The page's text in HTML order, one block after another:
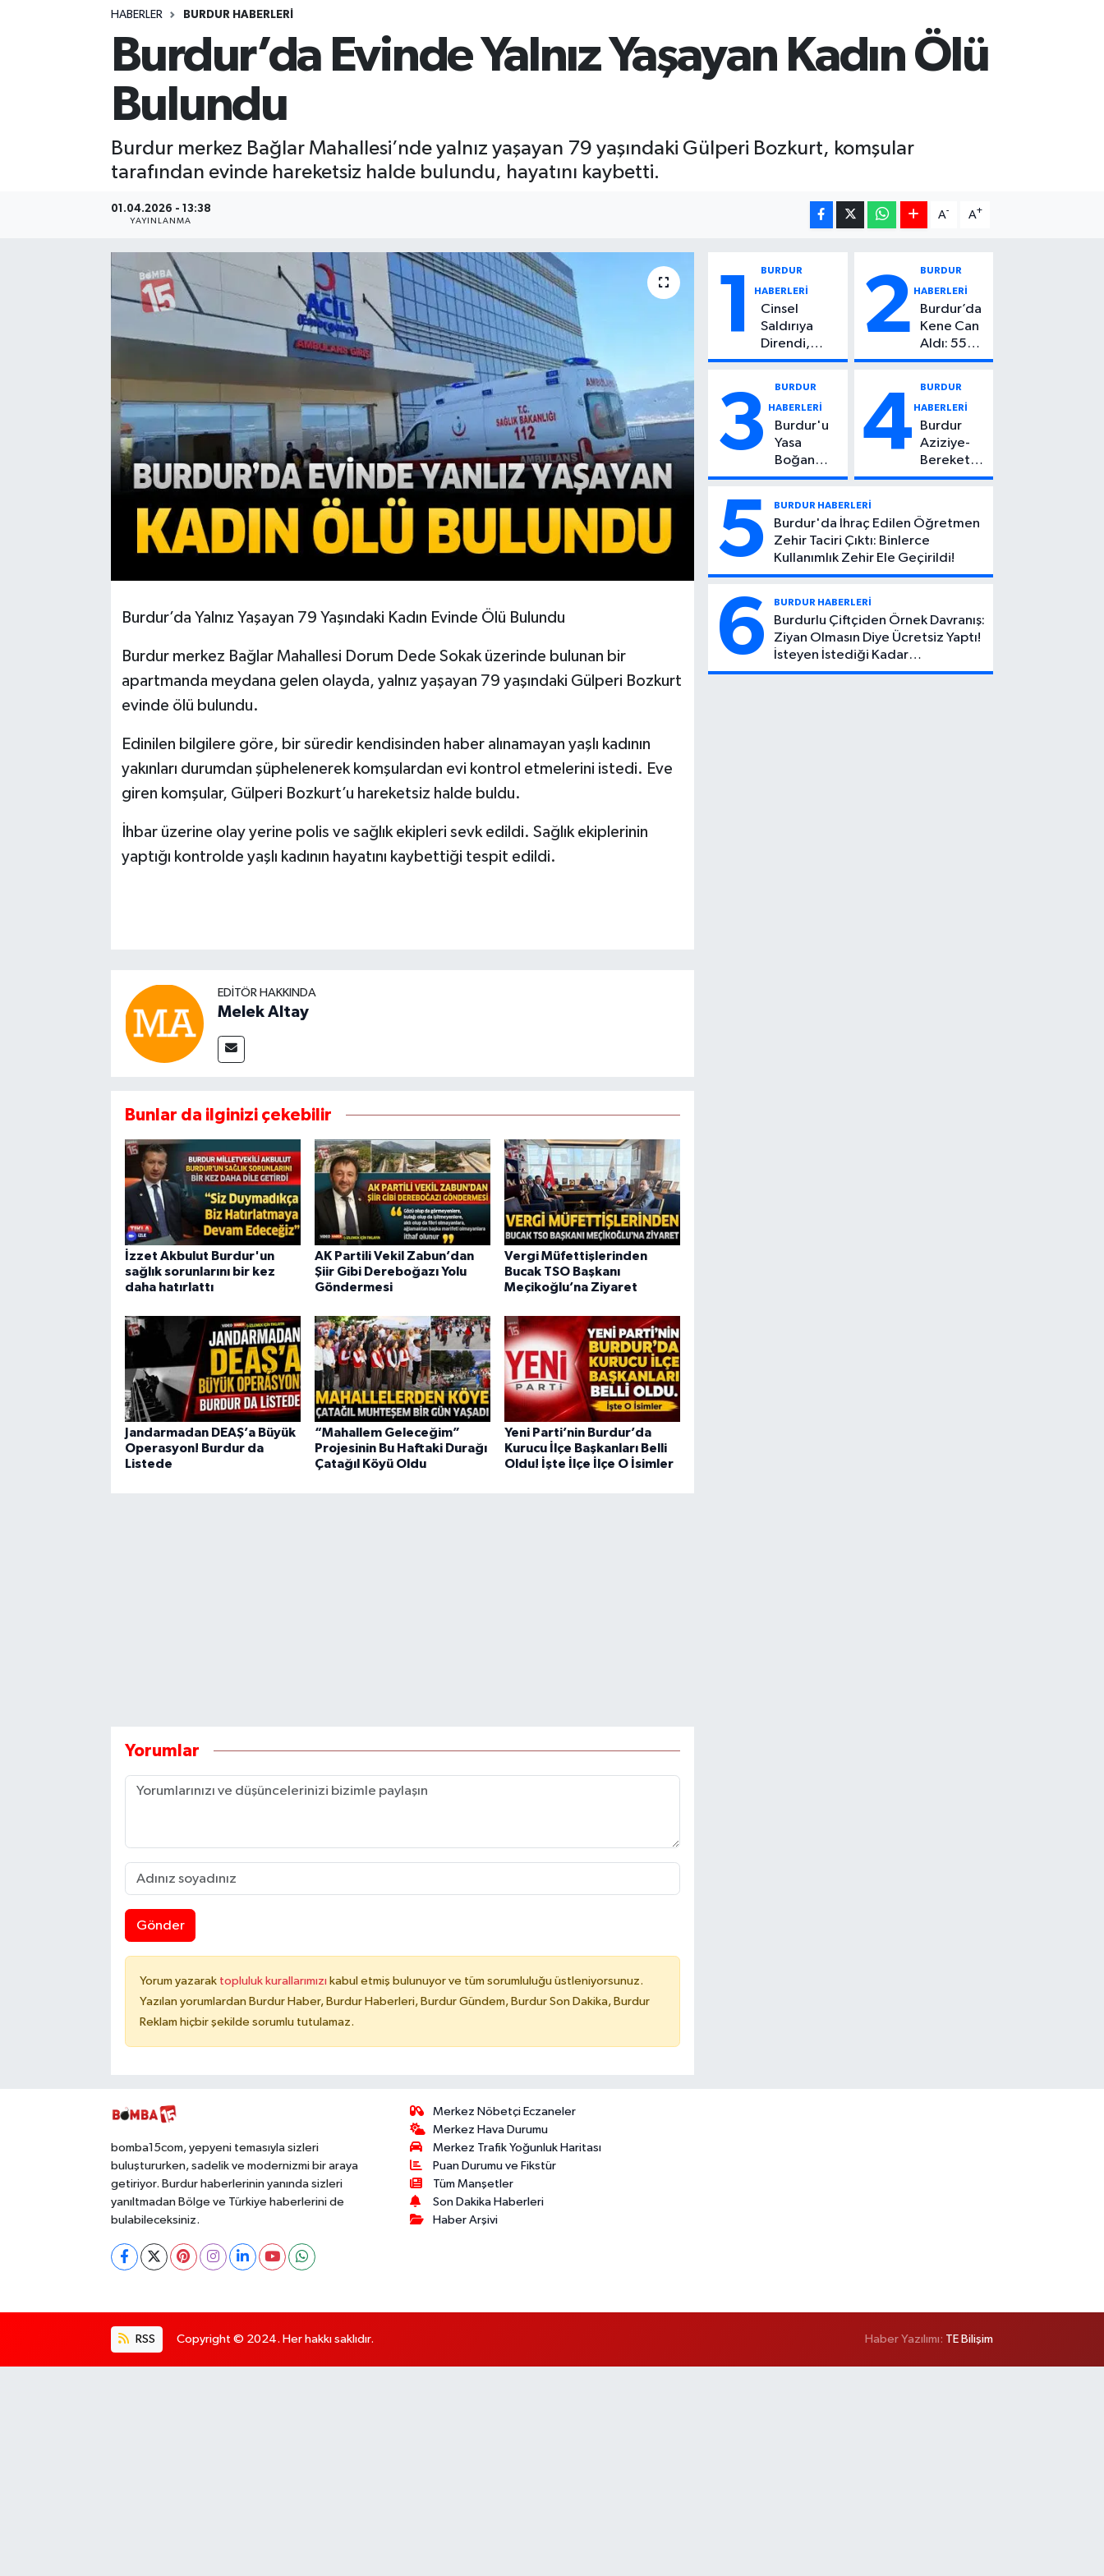
HABERLER BURDUR HABERLERİ
Burdur’da Evinde Yalnız Yaşayan Kadın Ölü
Bulundu
Burdur merkez Bağlar Mahallesi’nde yalnız yaşayan 79 yaşındaki Gülperi Bozkurt, komşular
tarafından evinde hareketsiz halde bulundu, hayatını kaybetti.
01.04.2026 - 13:38
YAYINLANMA
A- A+
Burdur’da Yalnız Yaşayan 79 Yaşındaki Kadın Evinde Ölü Bulundu
Burdur merkez Bağlar Mahallesi Dorum Dede Sokak üzerinde bulunan bir
apartmanda meydana gelen olayda, yalnız yaşayan 79 yaşındaki Gülperi Bozkurt
evinde ölü bulundu.
Edinilen bilgilere göre, bir süredir kendisinden haber alınamayan yaşlı kadının
yakınları durumdan şüphelenerek komşulardan evi kontrol etmelerini istedi. Eve
giren komşular, Gülperi Bozkurt’u hareketsiz halde buldu.
İhbar üzerine olay yerine polis ve sağlık ekipleri sevk edildi. Sağlık ekiplerinin
yaptığı kontrolde yaşlı kadının hayatını kaybettiği tespit edildi.
EDITÖR HAKKINDA
Melek Altay
Bunlar da ilginizi çekebilir
İzzet Akbulut Burdur'un
sağlık sorunlarını bir kez
daha hatırlattı
AK Partili Vekil Zabun’dan
Şiir Gibi Dereboğazı Yolu
Göndermesi
Vergi Müfettişlerinden
Bucak TSO Başkanı
Meçikoğlu’na Ziyaret
Jandarmadan DEAŞ’a Büyük
Operasyon! Burdur da
Listede
“Mahallem Geleceğim”
Projesinin Bu Haftaki Durağı
Çatağıl Köyü Oldu
Yeni Parti’nin Burdur’da
Kurucu İlçe Başkanları Belli
Oldu! İşte İlçe İlçe O İsimler
Yorumlar
Gönder
Yorum yazarak topluluk kurallarımızı kabul etmiş bulunuyor ve tüm sorumluluğu üstleniyorsunuz.
Yazılan yorumlardan Burdur Haber, Burdur Haberleri, Burdur Gündem, Burdur Son Dakika, Burdur
Reklam hiçbir şekilde sorumlu tutulamaz.
1 BURDUR
HABERLERİ
Cinsel
Saldırıya
Direndi,
Başından
Çocuktan
Kötü Haber!
2 BURDUR
HABERLERİ
Burdur’da
Kene Can
Aldı: 55
Yaşındaki
Kaybetti
3 BURDUR
HABERLERİ
Burdur'u
Yasa
Boğan
Ölüm:
Can Atıcı
Genç
Yaşta
Yaşamını
Yitirdi
4 BURDUR
HABERLERİ
Burdur
Aziziye-
Bereket
Köyü
Feci Kaza:
1 Ölü, 2
Yaralı
5 BURDUR HABERLERİ
Burdur'da İhraç Edilen Öğretmen
Zehir Taciri Çıktı: Binlerce
Kullanımlık Zehir Ele Geçirildi!
6 BURDUR HABERLERİ
Burdurlu Çiftçiden Örnek Davranış:
Ziyan Olmasın Diye Ücretsiz Yaptı!
İsteyen İstediği Kadar
Toplayabilecek
bomba15com, yepyeni temasıyla sizleri
buluştururken, sadelik ve modernizmi bir araya
getiriyor. Burdur haberlerinin yanında sizleri
yanıltmadan Bölge ve Türkiye haberlerini de
bulabileceksiniz.
Merkez Nöbetçi Eczaneler
Merkez Hava Durumu
Merkez Trafik Yoğunluk Haritası
Puan Durumu ve Fikstür
Tüm Manşetler
Son Dakika Haberleri
Haber Arşivi
RSS Copyright © 2024. Her hakkı saklıdır. Haber Yazılımı: TE Bilişim